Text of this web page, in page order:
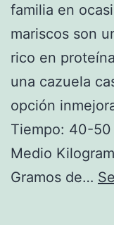
familia en
mariscos son
rico en
una cazuela
opción
Tiempo: 40-50
Medio
Gramos de…